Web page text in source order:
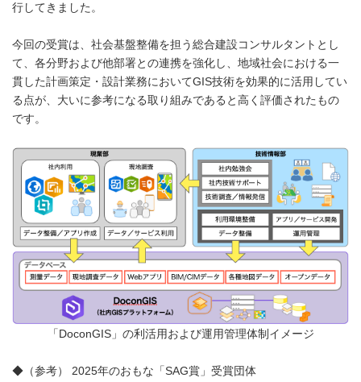
行してきました。
今回の受賞は、社会基盤整備を担う総合建設コンサルタントとし
て、各分野および他部署との連携を強化し、地域社会における一
貫した計画策定・設計業務においてGIS技術を効果的に活用してい
る点が、大いに参考になる取り組みであると高く評価されたもの
です。
「DoconGIS」の利活用および運用管理体制イメージ
◆（参考） 2025年のおもな「SAG賞」受賞団体